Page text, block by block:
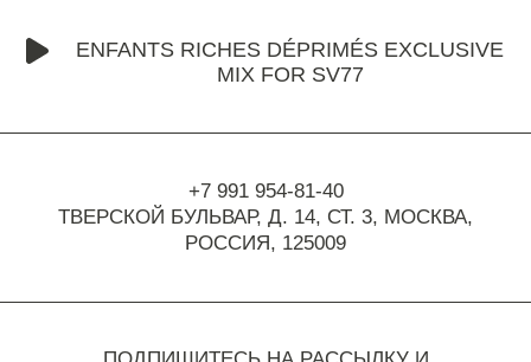
ENFANTS RICHES DÉPRIMÉS EXCLUSIVE
MIX FOR SV77
+7 991 954-81-40
ТВЕРСКОЙ БУЛЬВАР, Д. 14, СТ. 3, МОСКВА,
РОССИЯ, 125009